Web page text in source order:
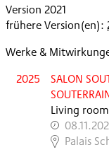
Version 2021
frühere Version(en):
Werke &
2025
SALON
Living
,
Palais